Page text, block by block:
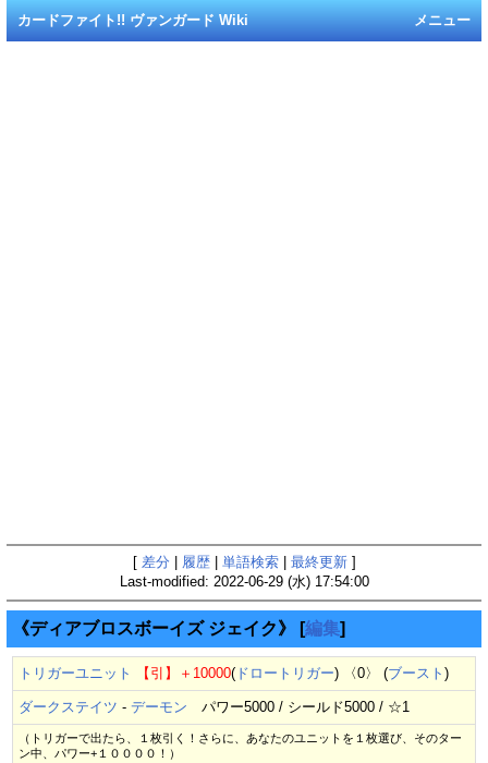
メニュー
カードファイト!! ヴァンガード Wiki
[ 差分 履歴| 単語検索| 最終更新]
Last-modified: 2022-06-29 (水) 17:54:00
《ディアブロスボーイズ ジェイク》 [編集]
トリガーユニット 【引】 ＋10000( ドロートリガー) 〈0〉 (ブースト )
ダークステイツ - デーモン パワー5000 / シールド5000 / ☆1
（トリガーで出たら、１枚引く！さらに、あなたのユニットを１枚選び、そのター
ン中、パワー+１００００！）